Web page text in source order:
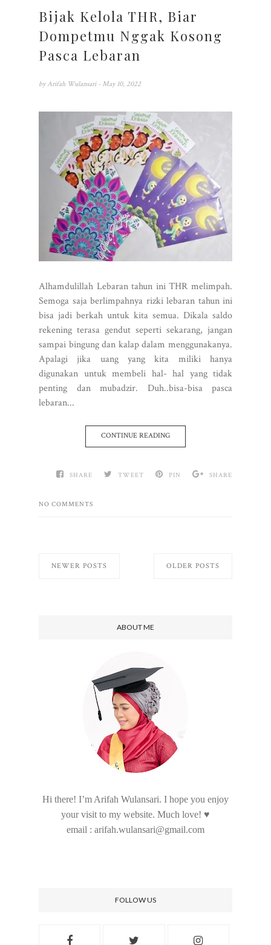
Bijak Kelola THR, Biar
Dompetmu Nggak Kosong
Pasca Lebaran
by Arifah Wulansari - May 10, 2022
Alhamdulillah Lebaran tahun ini THR melimpah.
Semoga saja berlimpahnya rizki lebaran tahun ini
bisa jadi berkah untuk kita semua. Dikala saldo
rekening terasa gendut seperti sekarang, jangan
sampai bingung dan kalap dalam menggunakanya.
Apalagi jika uang yang kita miliki hanya
digunakan untuk membeli hal- hal yang tidak
penting dan mubadzir. Duh..bisa-bisa pasca
lebaran...
CONTINUE READING
SHARE TWEET PIN SHARE
NO COMMENTS
NEWER POSTS OLDER POSTS
ABOUT ME
Hi there! I’m Arifah Wulansari. I hope you enjoy
your visit to my website. Much love! ♥
email : arifah.wulansari@gmail.com
FOLLOW US